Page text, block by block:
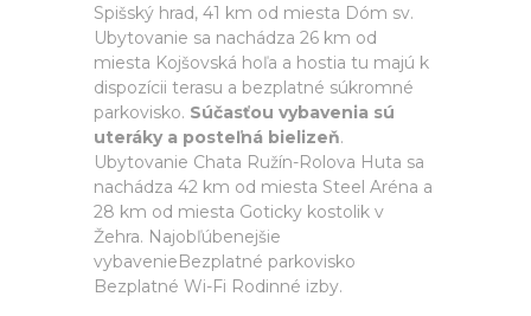
Spišský hrad, 41 km od miesta Dóm sv.
Ubytovanie sa nachádza 26 km od
miesta Kojšovská hoľa a hostia tu majú k
dispozícii terasu a bezplatné súkromné
parkovisko. Súčasťou vybavenia sú
uteráky a posteľná bielizeň.
Ubytovanie Chata Ružín-Rolova Huta sa
nachádza 42 km od miesta Steel Aréna a
28 km od miesta Goticky kostolik v
Žehra. Najobľúbenejšie
vybavenieBezplatné parkovisko
Bezplatné Wi-Fi Rodinné izby.